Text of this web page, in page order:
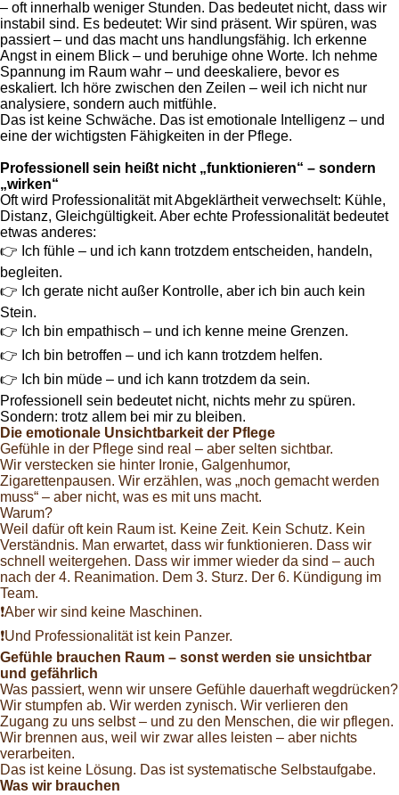
– oft innerhalb weniger Stunden. Das bedeutet nicht, dass wir
instabil sind. Es bedeutet: Wir sind präsent. Wir spüren, was
passiert – und das macht uns handlungsfähig. Ich erkenne
Angst in einem Blick – und beruhige ohne Worte. Ich nehme
Spannung im Raum wahr – und deeskaliere, bevor es
eskaliert. Ich höre zwischen den Zeilen – weil ich nicht nur
analysiere, sondern auch mitfühle.
Das ist keine Schwäche. Das ist emotionale Intelligenz – und
eine der wichtigsten Fähigkeiten in der Pflege.
Professionell sein heißt nicht „funktionieren“ – sondern
„wirken“
Oft wird Professionalität mit Abgeklärtheit verwechselt: Kühle,
Distanz, Gleichgültigkeit. Aber echte Professionalität bedeutet
etwas anderes:
👉 Ich fühle – und ich kann trotzdem entscheiden, handeln,
begleiten.
👉 Ich gerate nicht außer Kontrolle, aber ich bin auch kein
Stein.
👉 Ich bin empathisch – und ich kenne meine Grenzen.
👉 Ich bin betroffen – und ich kann trotzdem helfen.
👉 Ich bin müde – und ich kann trotzdem da sein.
Professionell sein bedeutet nicht, nichts mehr zu spüren.
Sondern: trotz allem bei mir zu bleiben.
Die emotionale Unsichtbarkeit der Pflege
Gefühle in der Pflege sind real – aber selten sichtbar.
Wir verstecken sie hinter Ironie, Galgenhumor,
Zigarettenpausen. Wir erzählen, was „noch gemacht werden
muss“ – aber nicht, was es mit uns macht.
Warum?
Weil dafür oft kein Raum ist. Keine Zeit. Kein Schutz. Kein
Verständnis. Man erwartet, dass wir funktionieren. Dass wir
schnell weitergehen. Dass wir immer wieder da sind – auch
nach der 4. Reanimation. Dem 3. Sturz. Der 6. Kündigung im
Team.
❗Aber wir sind keine Maschinen.
❗Und Professionalität ist kein Panzer.
Gefühle brauchen Raum – sonst werden sie unsichtbar
und gefährlich
Was passiert, wenn wir unsere Gefühle dauerhaft wegdrücken?
Wir stumpfen ab. Wir werden zynisch. Wir verlieren den
Zugang zu uns selbst – und zu den Menschen, die wir pflegen.
Wir brennen aus, weil wir zwar alles leisten – aber nichts
verarbeiten.
Das ist keine Lösung. Das ist systematische Selbstaufgabe.
Was wir brauchen